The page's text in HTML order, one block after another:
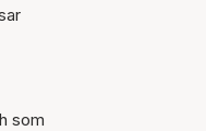
som